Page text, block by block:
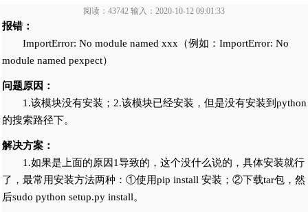
阅读：43742 输入：2020-10-12 09:01:33
报错：
ImportError: No module named xxx（例如：ImportError: No
module named pexpect）
问题原因：
1.该模块没有安装；2.该模块已经安装，但是没有安装到python
的搜索路径下。
解决方案：
1.如果是上面的原因1导致的，这个没什么说的，具体安装就行
了，最常用安装方法两种：①使用pip install 安装；②下载tar包，然
后sudo python setup.py install。